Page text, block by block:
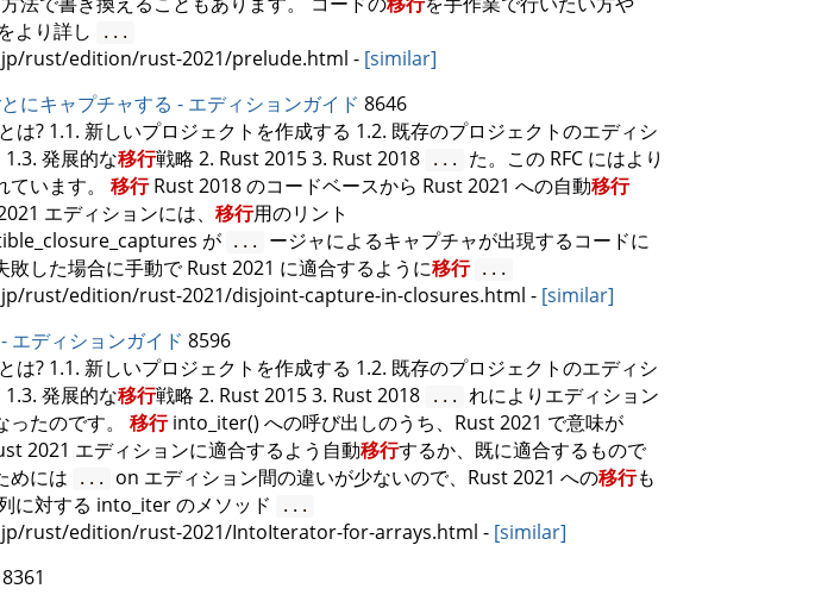
より詳し
...
rust/edition/rust-2021/prelude.html - [similar]
にキャプチャする - エディションガイド 8646
は? 1.1. 新しいプロジェクトを作成する 1.2. 既存のプロジェクトのエディシ
1.3. 発展的な移行戦略 2. Rust 2015 3. Rust 2018 ...
た。この RFC にはより
います。 移行Rust 2018 のコードベースから Rust 2021 への自動移行
エディションには、移行用のリント
が
...
ージャによるキャプチャが出現するコードに
敗した場合に手動で Rust 2021 に適合するように移行 ...
rust/edition/rust-2021/disjoint-capture-in-closures.html - [similar]
ディションガイド 8596
は? 1.1. 新しいプロジェクトを作成する 1.2. 既存のプロジェクトのエディシ
1.3. 発展的な移行戦略 2. Rust 2015 3. Rust 2018 ...
れによりエディション
たのです。 移行into_iter() への呼び出しのうち、Rust 2021 で意味が
2021 エディションに適合するよう自動移行するか、既に適合するもので
めには
... on エディション間の違いが少ないので、Rust 2021 への移行も
に対する into_iter のメソッド
...
rust/edition/rust-2021/IntoIterator-for-arrays.html - [similar]
8361